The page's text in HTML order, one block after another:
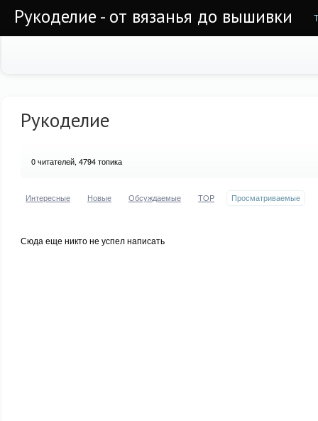
Рукоделие - от вязанья до вышивки
Рукоделие
0читателей, 4794 топика
Интересные Новые Обсуждаемые TOP Просматриваемые
Сюда еще никто не успел написать